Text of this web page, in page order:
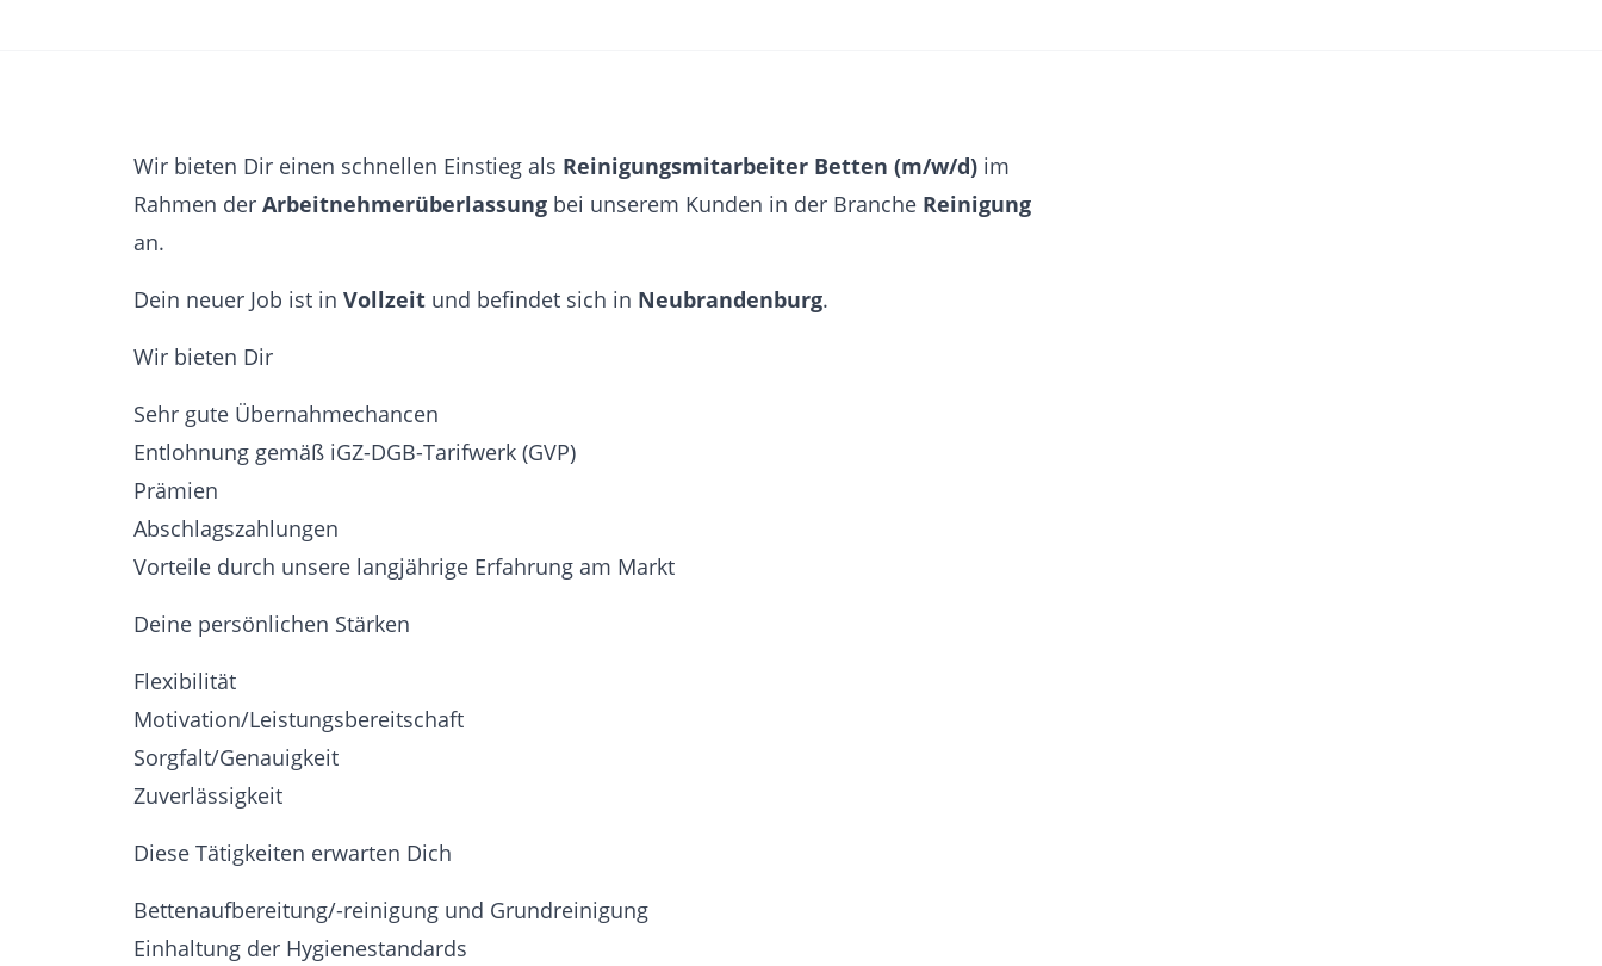
Wir bieten Dir einen schnellen Einstieg als Reinigungsmitarbeiter Betten (m/w/d) im
Rahmen der Arbeitnehmerüberlassung bei unserem Kunden in der Branche Reinigung
an.
Dein neuer Job ist in Vollzeit und befindet sich in Neubrandenburg.
Wir bieten Dir
Sehr gute Übernahmechancen
Entlohnung gemäß iGZ-DGB-Tarifwerk (GVP)
Prämien
Abschlagszahlungen
Vorteile durch unsere langjährige Erfahrung am Markt
Deine persönlichen Stärken
Flexibilität
Motivation/Leistungsbereitschaft
Sorgfalt/Genauigkeit
Zuverlässigkeit
Diese Tätigkeiten erwarten Dich
Bettenaufbereitung/-reinigung und Grundreinigung
Einhaltung der Hygienestandards